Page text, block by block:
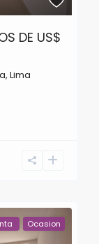
DE US$
,Lima
Ocasion